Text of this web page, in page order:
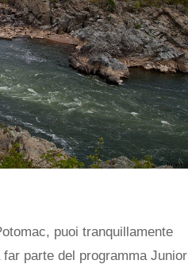
puoi tranquillamente
parte del programma Junior